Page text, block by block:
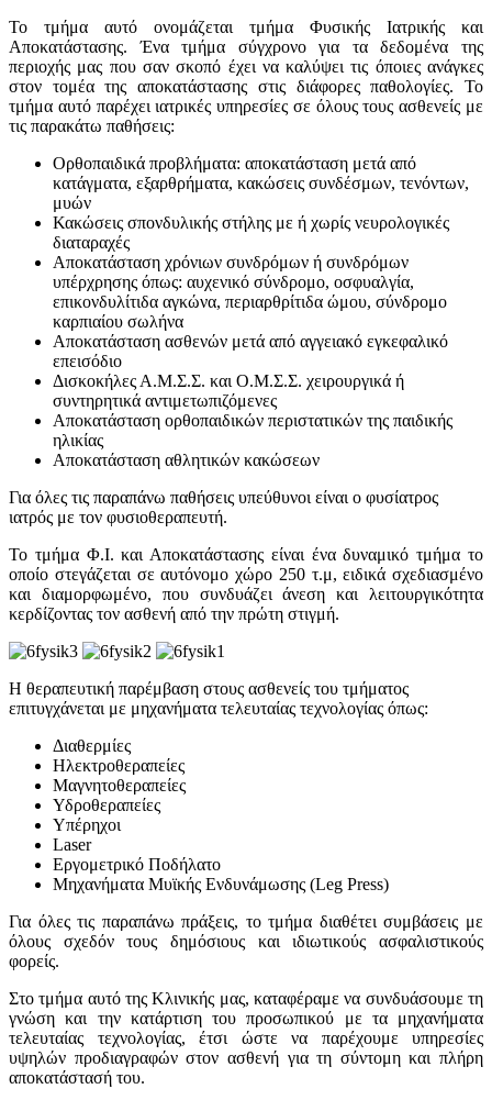
Το τμήμα αυτό ονομάζεται τμήμα Φυσικής Ιατρικής και
Αποκατάστασης. Ένα τμήμα σύγχρονο για τα δεδομένα της
περιοχής μας που σαν σκοπό έχει να καλύψει τις όποιες ανάγκες
στον τομέα της αποκατάστασης στις διάφορες παθολογίες. Το
τμήμα αυτό παρέχει ιατρικές υπηρεσίες σε όλους τους ασθενείς με
τις παρακάτω παθήσεις:
Ορθοπαιδικά προβλήματα: αποκατάσταση μετά από
κατάγματα, εξαρθρήματα, κακώσεις συνδέσμων, τενόντων,
μυών
Κακώσεις σπονδυλικής στήλης με ή χωρίς νευρολογικές
διαταραχές
Αποκατάσταση χρόνιων συνδρόμων ή συνδρόμων
υπέρχρησης όπως: αυχενικό σύνδρομο, οσφυαλγία,
επικονδυλίτιδα αγκώνα, περιαρθρίτιδα ώμου, σύνδρομο
καρπιαίου σωλήνα
Αποκατάσταση ασθενών μετά από αγγειακό εγκεφαλικό
επεισόδιο
Δισκοκήλες Α.Μ.Σ.Σ. και Ο.Μ.Σ.Σ. χειρουργικά ή
συντηρητικά αντιμετωπιζόμενες
Αποκατάσταση ορθοπαιδικών περιστατικών της παιδικής
ηλικίας
Αποκατάσταση αθλητικών κακώσεων
Για όλες τις παραπάνω παθήσεις υπεύθυνοι είναι ο φυσίατρος
ιατρός με τον φυσιοθεραπευτή.
Το τμήμα Φ.Ι. και Αποκατάστασης είναι ένα δυναμικό τμήμα το
οποίο στεγάζεται σε αυτόνομο χώρο 250 τ.μ, ειδικά σχεδιασμένο
και διαμορφωμένο, που συνδυάζει άνεση και λειτουργικότητα
κερδίζοντας τον ασθενή από την πρώτη στιγμή.
Η θεραπευτική παρέμβαση στους ασθενείς του τμήματος
επιτυγχάνεται με μηχανήματα τελευταίας τεχνολογίας όπως:
Διαθερμίες
Ηλεκτροθεραπείες
Μαγνητοθεραπείες
Υδροθεραπείες
Υπέρηχοι
Laser
Εργομετρικό Ποδήλατο
Μηχανήματα Μυϊκής Ενδυνάμωσης (Leg Press)
Για όλες τις παραπάνω πράξεις, το τμήμα διαθέτει συμβάσεις με
όλους σχεδόν τους δημόσιους και ιδιωτικούς ασφαλιστικούς
φορείς.
Στο τμήμα αυτό της Κλινικής μας, καταφέραμε να συνδυάσουμε τη
γνώση και την κατάρτιση του προσωπικού με τα μηχανήματα
τελευταίας τεχνολογίας, έτσι ώστε να παρέχουμε υπηρεσίες
υψηλών προδιαγραφών στον ασθενή για τη σύντομη και πλήρη
αποκατάστασή του.